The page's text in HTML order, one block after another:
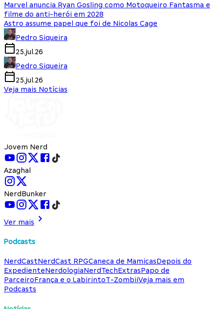
Marvel anuncia Ryan Gosling como Motoqueiro Fantasma e
filme do anti-herói em 2028
Astro assume papel que foi de Nicolas Cage
Pedro Siqueira
25.jul.26
Pedro Siqueira
25.jul.26
Veja mais Notícias
Jovem Nerd
Azaghal
NerdBunker
Ver mais
Podcasts
NerdCastNerdCast RPGCaneca de MamicasDepois do
ExpedienteNerdologiaNerdTechExtrasPapo de
ParceiroFrança e o LabirintoT-ZombiiVeja mais em
Podcasts